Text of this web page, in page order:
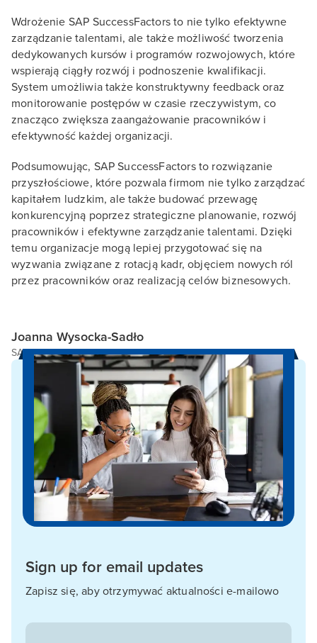
Wdrożenie SAP SuccessFactors to nie tylko efektywne
zarządzanie talentami, ale także możliwość tworzenia
dedykowanych kursów i programów rozwojowych, które
wspierają ciągły rozwój i podnoszenie kwalifikacji.
System umożliwia także konstruktywny feedback oraz
monitorowanie postępów w czasie rzeczywistym, co
znacząco zwiększa zaangażowanie pracowników i
efektywność każdej organizacji.
Podsumowując, SAP SuccessFactors to rozwiązanie
przyszłościowe, które pozwala firmom nie tylko zarządzać
kapitałem ludzkim, ale także budować przewagę
konkurencyjną poprzez strategiczne planowanie, rozwój
pracowników i efektywne zarządzanie talentami. Dzięki
temu organizacje mogą lepiej przygotować się na
wyzwania związane z rotacją kadr, objęciem nowych ról
przez pracowników oraz realizacją celów biznesowych.
Joanna Wysocka-Sadło
SAP SuccessFactors Consutant
Sign up for email updates
Zapisz się, aby otrzymywać aktualności e-mailowo